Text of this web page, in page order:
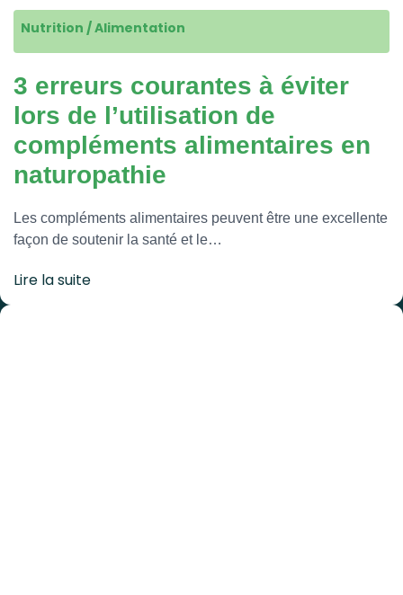
Nutrition / Alimentation
3 erreurs courantes à éviter
lors de l’utilisation de
compléments alimentaires en
naturopathie
Les compléments alimentaires peuvent être une excellente
façon de soutenir la santé et le…
Lire la suite